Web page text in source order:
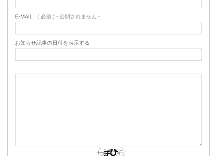
E-MAIL ( 必須 ) - 公開されません -
お知らせ記事の日付を表示する